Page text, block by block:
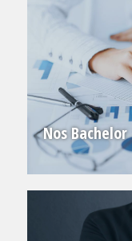
Nos Bachelor